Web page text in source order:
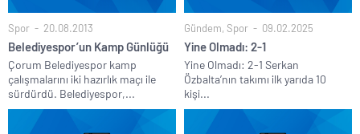
Spor 20.08.2013
Belediyespor’un Kamp Günlüğü
Çorum Belediyespor kamp
çalışmalarını iki hazırlık maçı ile
sürdürdü. Belediyespor,...
Gündem, Spor 09.02.2025
Yine Olmadı: 2-1
Yine Olmadı: 2-1 Serkan
Özbalta’nın takımı ilk yarıda 10
kişi...